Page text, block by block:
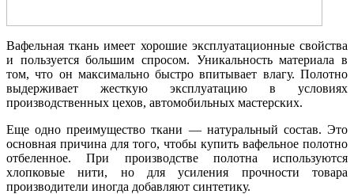
Вафельная ткань имеет хорошие эксплуатационные свойства
и пользуется большим спросом. Уникальность материала в
том, что он максимально быстро впитывает влагу. Полотно
выдерживает жесткую эксплуатацию в условиях
производственных цехов, автомобильных мастерских.
Еще одно преимущество ткани — натуральный состав. Это
основная причина для того, чтобы купить вафельное полотно
отбеленное. При производстве полотна используются
хлопковые нити, но для усиления прочности товара
производители иногда добавляют синтетику.